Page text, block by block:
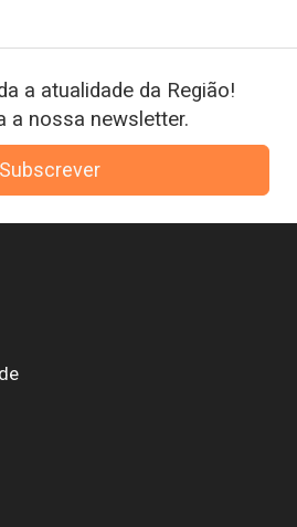
a atualidade da Região!
a nossa newsletter.
Subscrever